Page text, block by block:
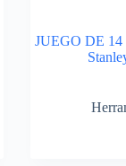
JUEGO DE